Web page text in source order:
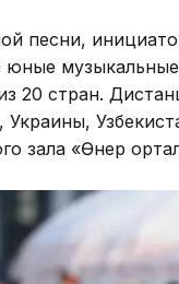
песни,
20 стран.
Украины,
зала «Өнер